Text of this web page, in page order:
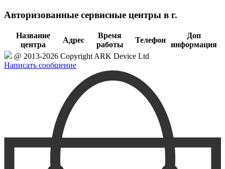
Авторизованные сервисные центры в г.
Название
центра
Адрес
Время
работы
Телефон
Доп
информация
@ 2013-2026 Copyright ARK Device Ltd
Написать сообщение